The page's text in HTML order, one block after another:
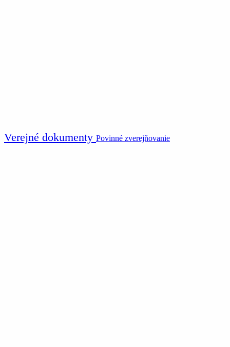
Verejné dokumenty Povinné zverejňovanie